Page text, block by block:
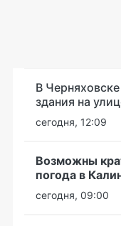
В
здания на
сегодня, 12:09
Возможны
погода в
сегодня, 09:00